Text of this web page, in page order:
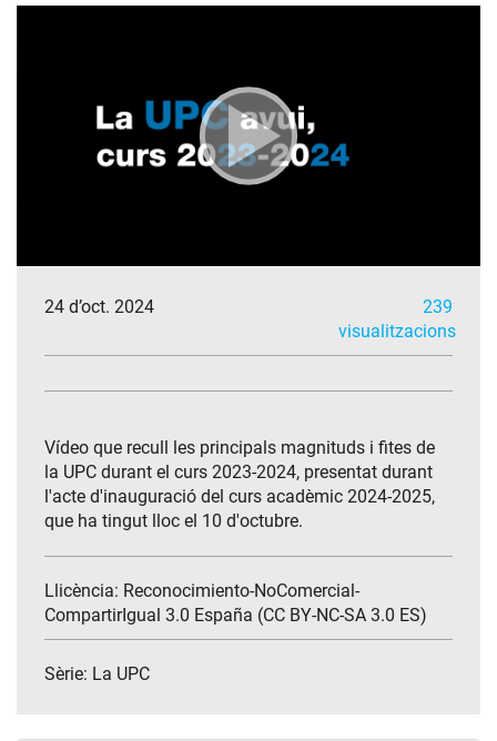
24 d’oct. 2024
239
visualitzacions
Vídeo que recull les principals magnituds i fites de
la UPC durant el curs 2023-2024, presentat durant
l'acte d'inauguració del curs acadèmic 2024-2025,
que ha tingut lloc el 10 d'octubre.
Llicència: Reconocimiento-NoComercial-
CompartirIgual 3.0 España (CC BY-NC-SA 3.0 ES)
Sèrie: La UPC